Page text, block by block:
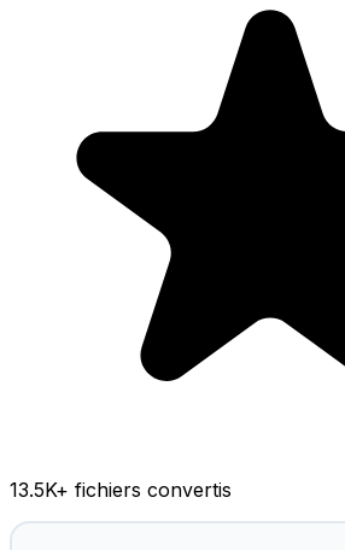
13.5K+ fichiers convertis